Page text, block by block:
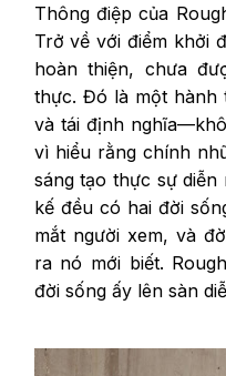
Thông điệp của
Trở về với điểm khởi
hoàn thiện, chưa
thực. Đó là một hành
và tái định
vì hiểu rằng chính
sáng tạo thực sự
kế đều có hai đời
mắt người xem, và
ra nó mới biết.
đời sống ấy lên sàn